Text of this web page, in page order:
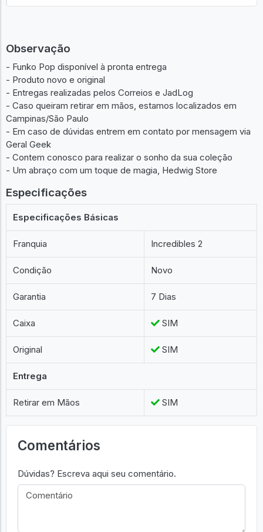
Observação
- Funko Pop disponível à pronta entrega
- Produto novo e original
- Entregas realizadas pelos Correios e JadLog
- Caso queiram retirar em mãos, estamos localizados em
Campinas/São Paulo
- Em caso de dúvidas entrem em contato por mensagem via
Geral Geek
- Contem conosco para realizar o sonho da sua coleção
- Um abraço com um toque de magia, Hedwig Store
Especificações
Especificações Básicas
Franquia Incredibles 2
Condição Novo
Garantia 7 Dias
Caixa SIM
Original SIM
Entrega
Retirar em Mãos SIM
Comentários
Dúvidas? Escreva aqui seu comentário.